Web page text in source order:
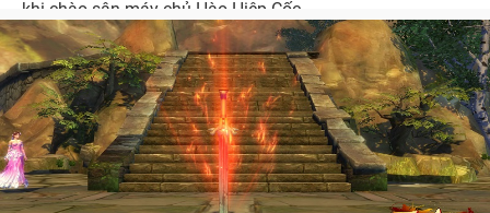
khi chào sân máy chủ Hào Hiệp Cốc.